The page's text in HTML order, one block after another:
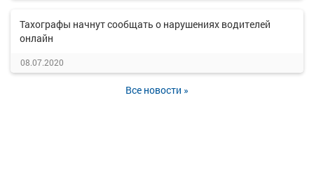
Тахографы начнут сообщать о нарушениях водителей
онлайн
08.07.2020
Все новости »